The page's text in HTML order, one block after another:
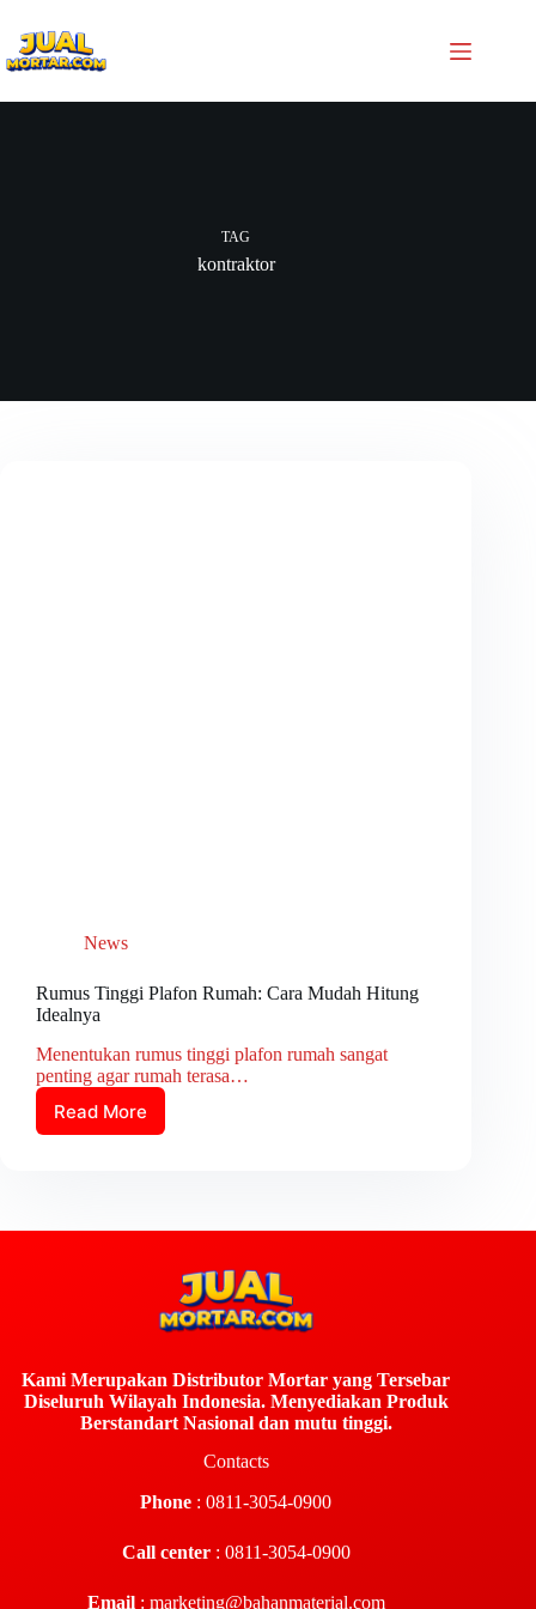
TAG
kontraktor
News
Rumus Tinggi Plafon Rumah: Cara Mudah Hitung
Idealnya
Menentukan rumus tinggi plafon rumah sangat
penting agar rumah terasa…
Read More
Kami Merupakan Distributor Mortar yang Tersebar
Diseluruh Wilayah Indonesia. Menyediakan Produk
Berstandart Nasional dan mutu tinggi.
Contacts
Phone : 0811-3054-0900
Call center : 0811-3054-0900
Email: marketing@bahanmaterial.com